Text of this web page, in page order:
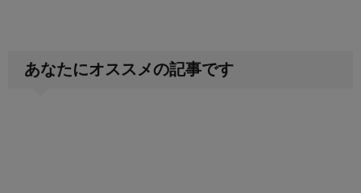
あなたにオススメの記事です